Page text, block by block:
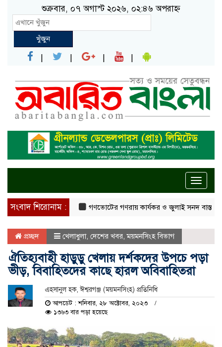
শুক্রবার, ০৭ অগাস্ট ২০২৬, ০২:৪৬ অপরাহ্ন
খুঁজুন
Toggle
সংবাদ শিরোনাম :গণভোটের গণরায় কার্যকর ও জুলাই সনদ বাস্তবায়নের
প্রচ্ছদ খেলাধুলা, দেশের খবর,ময়মনসিংহ বিভাগ
ঐতিহ্যবাহী হাডুডু খেলায় দর্শকদের উপচে পড়া
ভীড়, বিবাহিতদের কাছে হারল অবিবাহিতরা
এহসানুল হক, ঈশ্বরগঞ্জ (ময়মনসিংহ) প্রতিনিধি
আপডেট : শনিবার, ২৮ অক্টোবর, ২০২৩
১৩৬৩ বার পড়া হয়েছে